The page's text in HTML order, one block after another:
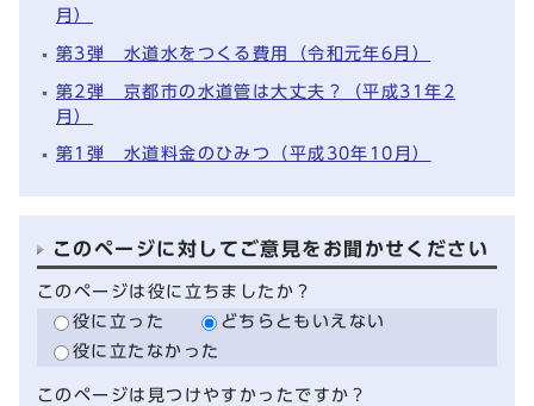
月）
第3弾 水道水をつくる費用（令和元年6月）
第2弾 京都市の水道管は大丈夫？（平成31年2
月）
第1弾 水道料金のひみつ（平成30年10月）
このページに対してご意見をお聞かせください
このページは役に立ちましたか？
役に立った
どちらともいえない
役に立たなかった
このページは見つけやすかったですか？